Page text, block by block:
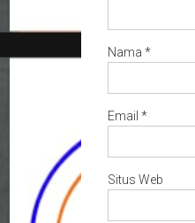
Nama *
Email *
Situs Web